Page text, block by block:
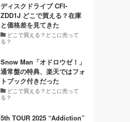
ディスクドライブ CFI-
ZDD1J どこで買える？在庫
と価格差を見てきた
どこで買える？どこに売って
る？
Snow Man「オドロウゼ！」
通常盤の特典、楽天ではフォ
トブック付きだった
どこで買える？どこに売って
る？
5th TOUR 2025 “Addiction”